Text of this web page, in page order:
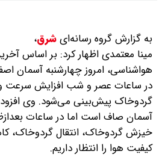
به گزارش گروه رسانه‌ایشرق،
مینا معتمدی اظهار کرد: بر اساس
هواشناسی، امروز چهارشنبه آسمان
در ساعات عصر و شب افزایش سرعت
گردوخاک پیش‌بینی می‌شود. وی
آسمان صاف است اما در ساعات
خیزش گردوخاک، انتقال
کیفیت هوا را انتظار داریم.